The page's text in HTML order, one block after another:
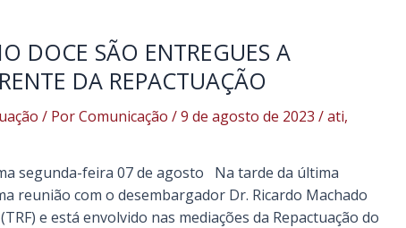
DOCE SÃO ENTREGUES A
DA REPACTUAÇÃO
/ PorComunicação /9 de agosto de 2023 /ati,
segunda-feira 07 de agosto Na tarde da última
reunião com o desembargador Dr. Ricardo Machado
e está envolvido nas mediações da Repactuação do